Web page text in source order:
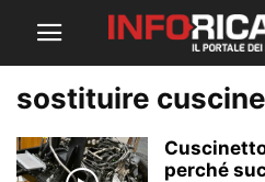
sostituire
perché